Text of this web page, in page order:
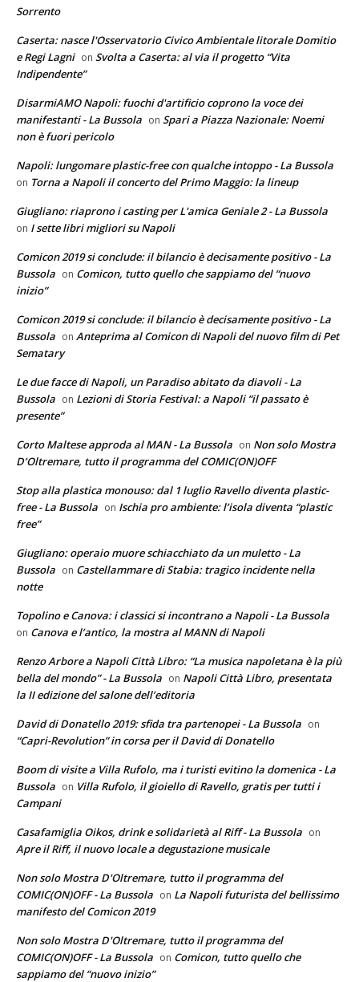
Sorrento
Caserta: nasce l'Osservatorio Civico Ambientale litorale Domitio
e Regi Lagni on Svolta a Caserta: al via il progetto “Vita
Indipendente”
DisarmiAMO Napoli: fuochi d'artificio coprono la voce dei
manifestanti - La Bussola on Spari a Piazza Nazionale: Noemi
non è fuori pericolo
Napoli: lungomare plastic-free con qualche intoppo - La Bussola
on Torna a Napoli il concerto del Primo Maggio: la lineup
Giugliano: riaprono i casting per L'amica Geniale 2 - La Bussola
on I sette libri migliori su Napoli
Comicon 2019 si conclude: il bilancio è decisamente positivo - La
Bussola on Comicon, tutto quello che sappiamo del “nuovo
inizio”
Comicon 2019 si conclude: il bilancio è decisamente positivo - La
Bussola on Anteprima al Comicon di Napoli del nuovo film di Pet
Sematary
Le due facce di Napoli, un Paradiso abitato da diavoli - La
Bussola on Lezioni di Storia Festival: a Napoli “il passato è
presente”
Corto Maltese approda al MAN - La Bussola on Non solo Mostra
D’Oltremare, tutto il programma del COMIC(ON)OFF
Stop alla plastica monouso: dal 1 luglio Ravello diventa plastic-
free - La Bussola on Ischia pro ambiente: l’isola diventa “plastic
free”
Giugliano: operaio muore schiacchiato da un muletto - La
Bussola on Castellammare di Stabia: tragico incidente nella
notte
Topolino e Canova: i classici si incontrano a Napoli - La Bussola
on Canova e l’antico, la mostra al MANN di Napoli
Renzo Arbore a Napoli Città Libro: “La musica napoletana è la più
bella del mondo” - La Bussola on Napoli Città Libro, presentata
la II edizione del salone dell’editoria
David di Donatello 2019: sfida tra partenopei - La Bussola on
“Capri-Revolution” in corsa per il David di Donatello
Boom di visite a Villa Rufolo, ma i turisti evitino la domenica - La
Bussola on Villa Rufolo, il gioiello di Ravello, gratis per tutti i
Campani
Casafamiglia Oikos, drink e solidarietà al Riff - La Bussola on
Apre il Riff, il nuovo locale a degustazione musicale
Non solo Mostra D'Oltremare, tutto il programma del
COMIC(ON)OFF - La Bussola on La Napoli futurista del bellissimo
manifesto del Comicon 2019
Non solo Mostra D'Oltremare, tutto il programma del
COMIC(ON)OFF - La Bussola on Comicon, tutto quello che
sappiamo del “nuovo inizio”